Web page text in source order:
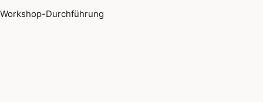
Workshop-Durchführung